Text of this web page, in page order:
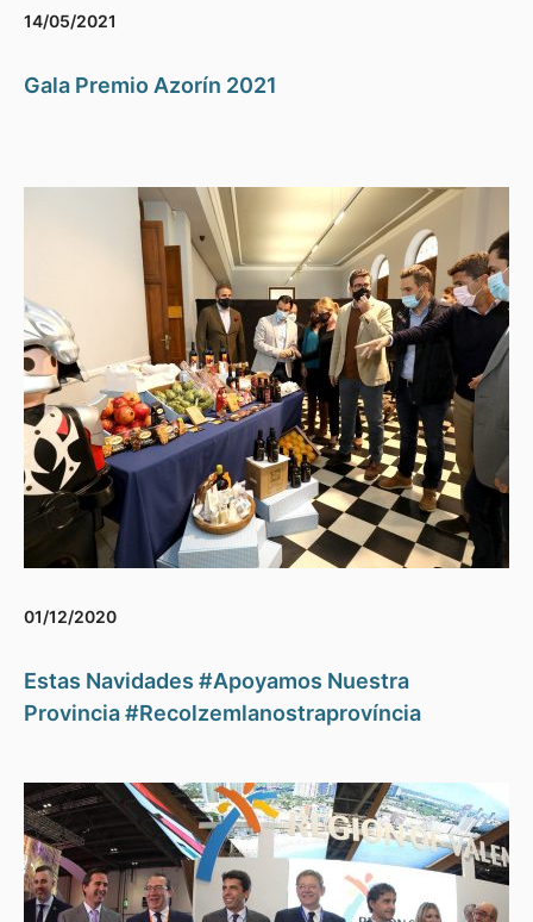
14/05/2021
Gala Premio Azorín 2021
01/12/2020
Estas Navidades #Apoyamos Nuestra
Provincia #Recolzemlanostraprovíncia